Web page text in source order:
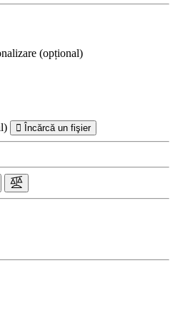
(opțional)
Încărcă un fişier